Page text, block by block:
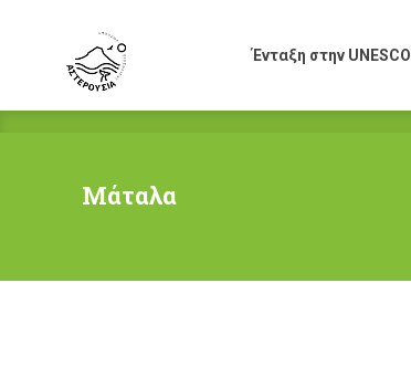
Ένταξη στην UNESCO
Μάταλα